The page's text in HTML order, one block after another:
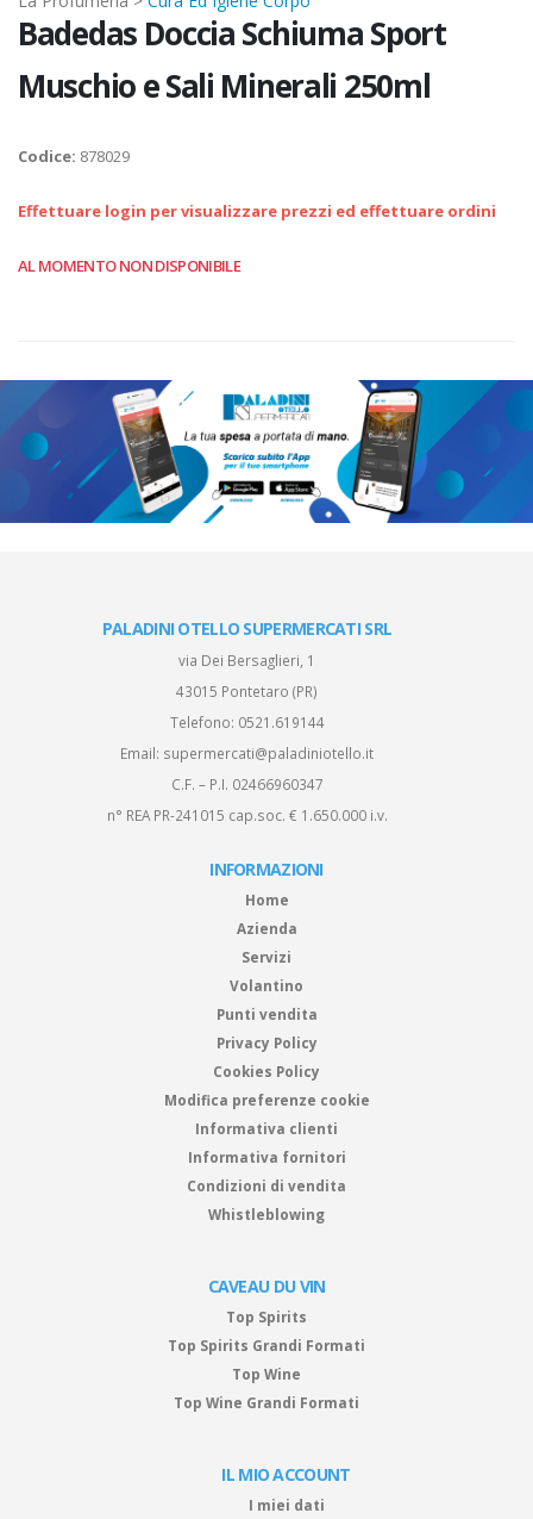
Badedas Doccia Schiuma Sport
Muschio e Sali Minerali 250ml
Codice: 878029
Effettuare login per visualizzare prezzi ed effettuare ordini
AL MOMENTO NON DISPONIBILE
PALADINI OTELLO SUPERMERCATI SRL
via Dei Bersaglieri, 1
43015 Pontetaro (PR)
Telefono: 0521.619144
Email: supermercati@paladiniotello.it
C.F. – P.I. 02466960347
n° REA PR-241015 cap.soc. € 1.650.000 i.v.
INFORMAZIONI
Home
Azienda
Servizi
Volantino
Punti vendita
Privacy Policy
Cookies Policy
Modifica preferenze cookie
Informativa clienti
Informativa fornitori
Condizioni di vendita
Whistleblowing
CAVEAU DU VIN
Top Spirits
Top Spirits Grandi Formati
Top Wine
Top Wine Grandi Formati
IL MIO ACCOUNT
I miei dati